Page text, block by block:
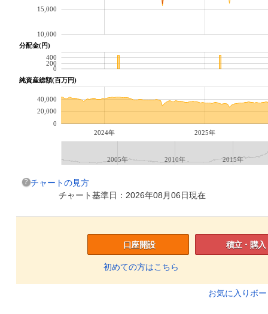
10,000
15,000
分配金(円)
0
200
400
純資産総額(百万円)
2024年 2025年
0
20,000
40,000
2005年 2010年 2015年
チャートの見方
チャート基準日：2026年08月06日現在
口座開設
初めての方はこちら
積立・購入
お気に入りボ